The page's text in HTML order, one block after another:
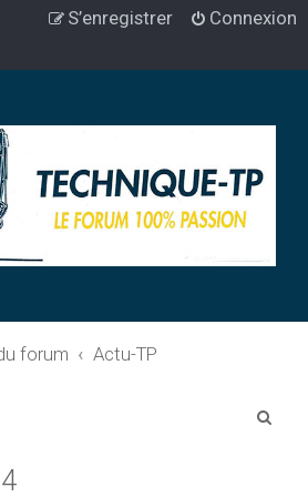
Connexion
S’enregistrer
forum
Actu-TP